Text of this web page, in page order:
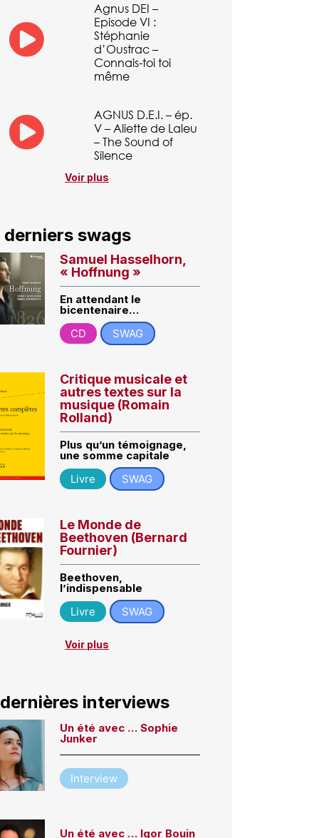
Agnus DEI –
Episode VI :
Stéphanie
d’Oustrac –
Connais-toi toi
même
AGNUS D.E.I. – ép.
V – Aliette de Laleu
– The Sound of
Silence
Voir plus
derniers swags
Samuel Hasselhorn,
« Hoffnung »
En attendant le
bicentenaire…
CD
SWAG
Critique musicale et
autres textes sur la
musique (Romain
Rolland)
Plus qu’un témoignage,
une somme capitale
Livre
SWAG
Le Monde de
Beethoven (Bernard
Fournier)
Beethoven,
l’indispensable
Livre
SWAG
Voir plus
interviews
Un été avec … Sophie
Junker
Interview
Un été avec … Igor Bouin